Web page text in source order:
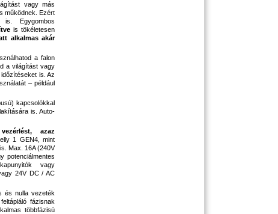
vagy más
működnek. Ezért
is. Egygombos
is tökéletesen
alkalmas akár
a falon
a világítást vagy
is. Az
– például
kapcsolókkal
is. Auto-
azaz
1 GEN4, mint
Max. 16A (240V
potenciálmentes
vagy
24V DC / AC
és nulla vezeték
fázisnak
többfázisú